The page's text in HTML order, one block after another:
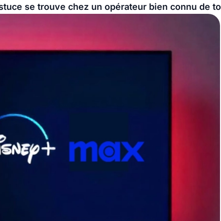
se trouve chez un opérateur bien connu de